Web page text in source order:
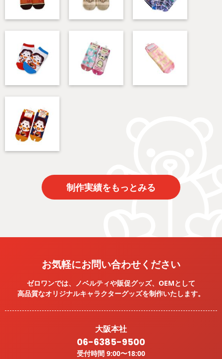
制作実績をもっとみる
お気軽にお問い合わせください
ゼロワンでは、ノベルティや販促グッズ、OEMとして
高品質なオリジナルキャラクターグッズを制作いたします。
大阪本社
06-6385-9500
受付時間 9:00〜18:00